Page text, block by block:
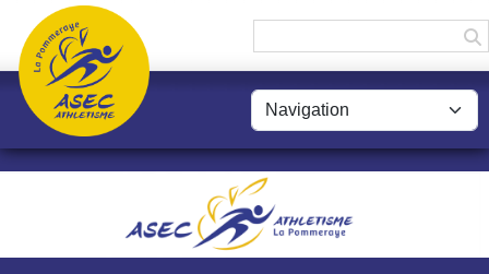
Panneau de gestion des cookies